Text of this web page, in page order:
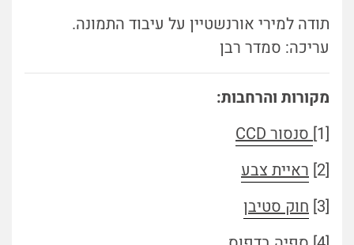
תודה למירי אורנשטיין על עיבוד התמונה.
עריכה: סמדר רבן
מקורות והרחבות:
[1]
סנסור CCD
[2]
ראיית צבע
[3]
חוק סטיבן